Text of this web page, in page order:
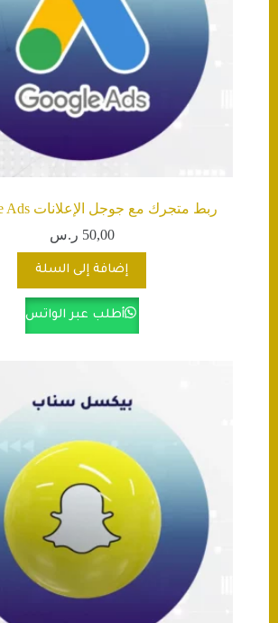
ربط متجرك مع جوجل الإعلانات Google Ads🌟
50,00 ر.س
إضافة إلى السلة
أطلب عبر الواتس